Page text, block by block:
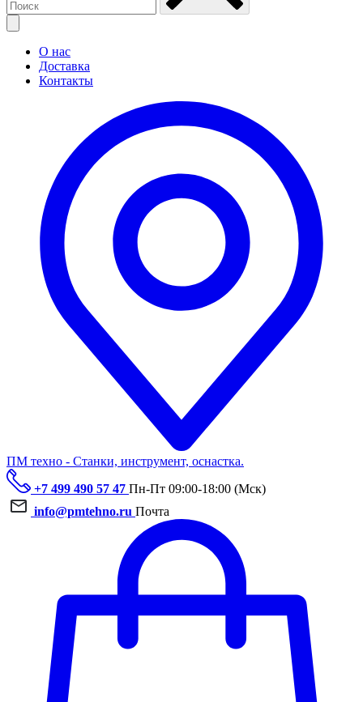
О нас
Доставка
Контакты
ПМ техно - Станки, инструмент, оснастка.
+7 499 490 57 47 Пн-Пт 09:00-18:00 (Мск)
info@pmtehno.ru Почта